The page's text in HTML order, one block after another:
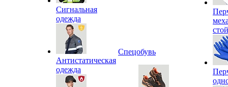
Сигнальная
одежда
Антистатическая
одежда
Спецобувь